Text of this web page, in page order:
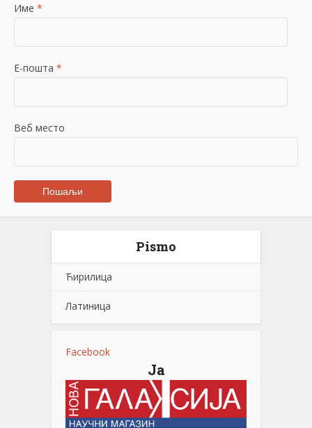
Име *
Е-пошта *
Веб место
Pismo
Ћирилица
Латиница
Facebook
Ја